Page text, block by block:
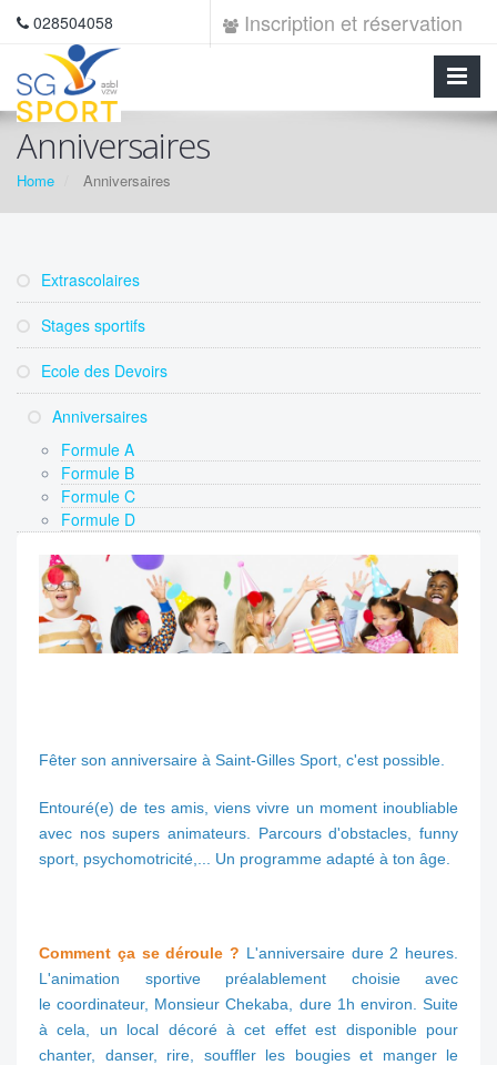
028504058 Inscription et réservation
Anniversaires
Home Anniversaires
Extrascolaires
Stages sportifs
Ecole des Devoirs
Anniversaires
Formule A
Formule B
Formule C
Formule D
Fêter son anniversaire à Saint-Gilles Sport, c'est possible.
Entouré(e) de tes amis, viens vivre un moment inoubliable
avec nos supers animateurs. Parcours d'obstacles, funny
sport, psychomotricité,... Un programme adapté à ton âge.
Comment ça se déroule ? L'anniversaire dure 2 heures.
L'animation sportive préalablement choisie avec
le coordinateur, Monsieur Chekaba, dure 1h environ. Suite
à cela, un local décoré à cet effet est disponible pour
chanter, danser, rire, souffler les bougies et manger le